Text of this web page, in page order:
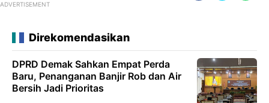
ADVERTISEMENT
Direkomendasikan
DPRD Demak Sahkan Empat Perda
Baru, Penanganan Banjir Rob dan Air
Bersih Jadi Prioritas